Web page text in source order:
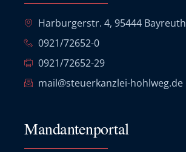
Harburgerstr. 4, 95444 Bayreuth
0921/72652-0
0921/72652-29
mail@steuerkanzlei-hohlweg.de
Mandantenportal